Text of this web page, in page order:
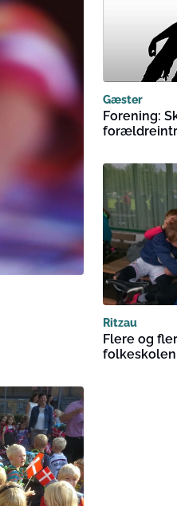
Gæster
Forening:
Ritzau
Flere og
folkeskolen